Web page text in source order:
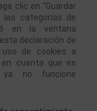
clic en “Guardar
las categorías de
en la ventana
declaración de
de cookies a
cuenta que es
no funcione